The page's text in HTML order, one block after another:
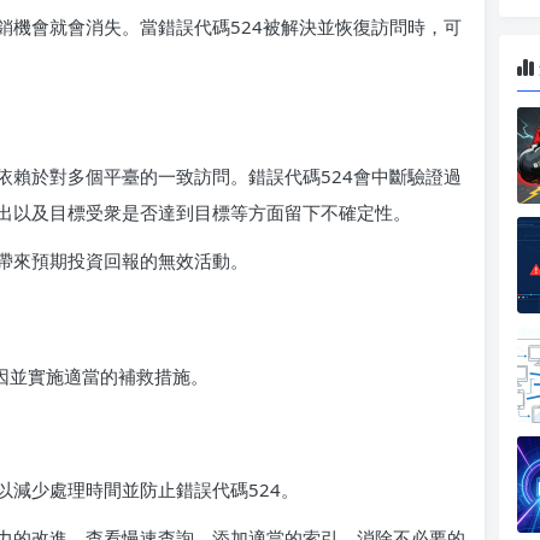
機會就會消失。當錯誤代碼524被解決並恢復訪問時，可
於對多個平臺的一致訪問。錯誤代碼524會中斷驗證過
及目標受衆是否達到目標等方面留下不確定性。
預期投資回報的無效活動。
實施適當的補救措施。
少處理時間並防止錯誤代碼524。